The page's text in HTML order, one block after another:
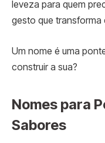
leveza para quem
gesto que transforma
Um nome é uma
construir a sua?
Nomes para
Sabores